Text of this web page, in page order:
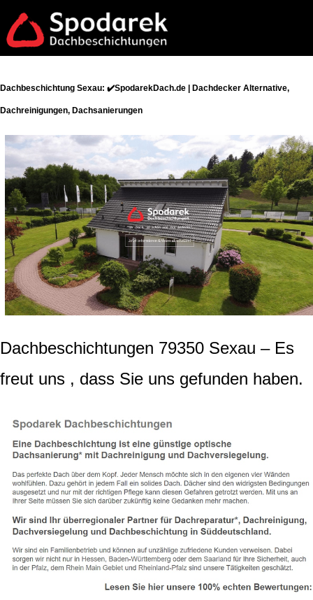
Dachbeschichtung Sexau: ✔️SpodarekDach.de | Dachdecker Alternative,
Dachreinigungen, Dachsanierungen
Dachbeschichtungen 79350 Sexau – Es
freut uns , dass Sie uns gefunden haben.